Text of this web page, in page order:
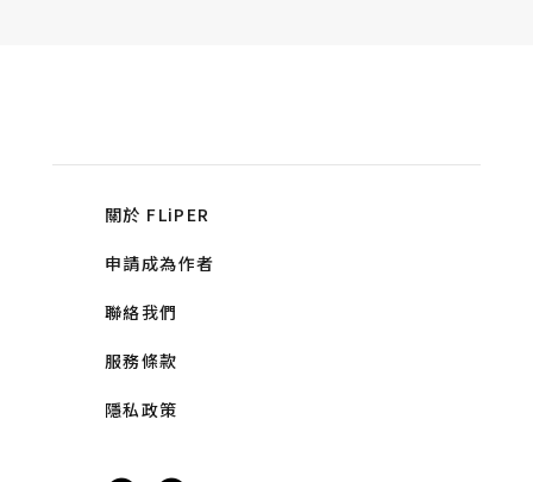
關於 FLiPER
申請成為作者
聯絡我們
服務條款
隱私政策